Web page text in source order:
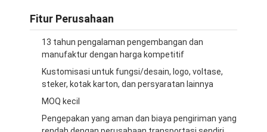
Fitur Perusahaan
13 tahun pengalaman pengembangan dan
manufaktur dengan harga kompetitif
Kustomisasi untuk fungsi/desain, logo, voltase,
steker, kotak karton, dan persyaratan lainnya
MOQ kecil
Pengepakan yang aman dan biaya pengiriman yang